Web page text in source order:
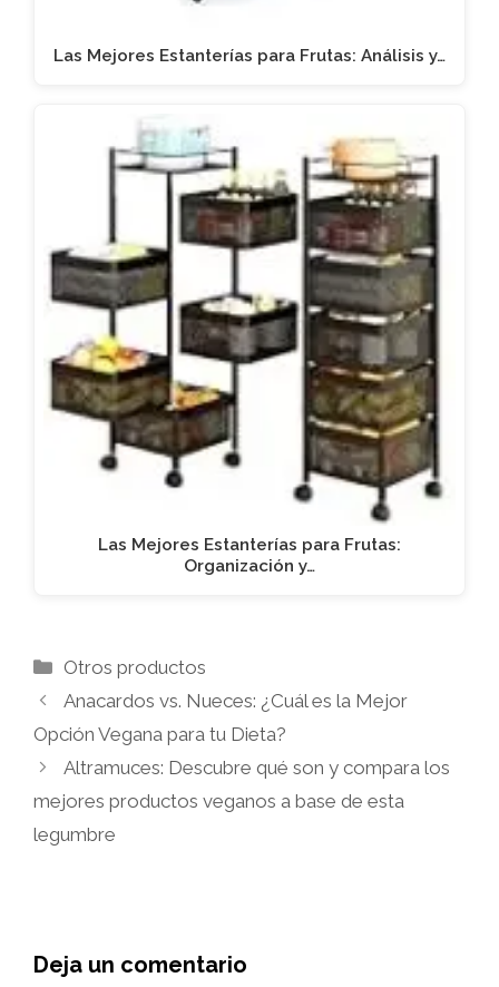
Las Mejores Estanterías para Frutas: Análisis y…
Las Mejores Estanterías para Frutas:
Organización y…
Categorías
Otros productos
Anacardos vs. Nueces: ¿Cuál es la Mejor
Opción Vegana para tu Dieta?
Altramuces: Descubre qué son y compara los
mejores productos veganos a base de esta
legumbre
Deja un comentario